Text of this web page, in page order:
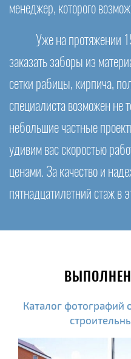
менеджер, которого
Уже на протяжении
заказать заборы из
сетки рабицы, кирпича,
специалиста возможен не
небольшие частные
удивим вас скоростью
ценами. За качество и
пятнадцатилетний стаж в
Каталог фотографий